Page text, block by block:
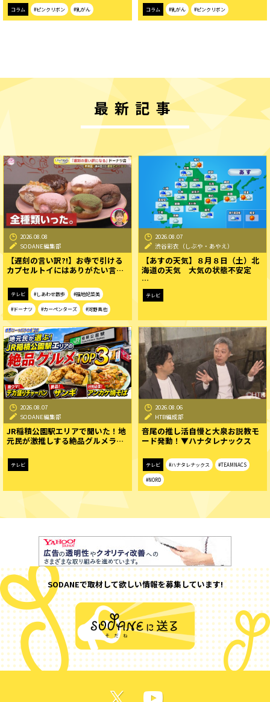
コラム #ピンクリボン #乳がん コラム #乳がん #ピンクリボン
最新記事
2026.08.08
SODANE編集部
【遅刻の言い訳?!】お寺で引ける
カプセルトイにはありがたい言…
テレビ #しあわせ散歩 #福地妃菜美
#ドーナツ #カーペンターズ #河野真也
2026.08.07
渋谷彩衣（しぶや・あやえ）
【あすの天気】８月８日（土）北
海道の天気 大気の状態不安定
…
テレビ
2026.08.07
SODANE編集部
JR稲積公園駅エリアで聞いた！地
元民が激推しする絶品グルメラ…
テレビ
2026.08.06
HTB編成部
音尾の推し活自慢と大泉お説教モ
ード発動！▼ハナタレナックス
テレビ #ハナタレナックス #TEAMNACS
#NORD
SODANEで取材して欲しい情報を募集しています!